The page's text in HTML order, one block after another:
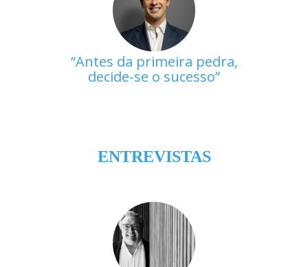
Antes da primeira pedra,
decide-se o sucesso
ENTREVISTAS